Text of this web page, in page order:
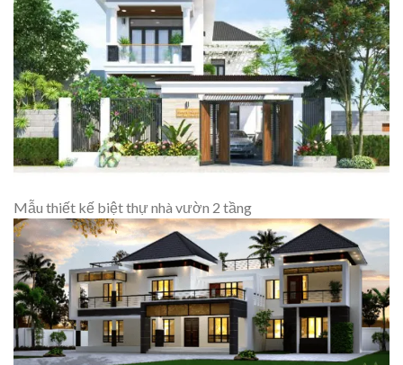
Mẫu thiết kế biệt thự nhà vườn 2 tầng